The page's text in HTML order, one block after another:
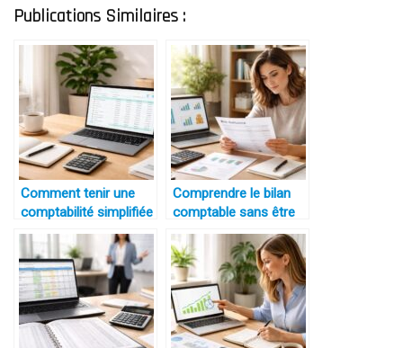
Publications Similaires :
Comment tenir une
comptabilité simplifiée
quand on débute en
micro-entreprise
Comprendre le bilan
comptable sans être
expert